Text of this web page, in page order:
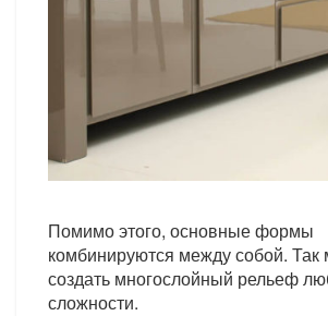
Помимо этого, основные формы
комбинируются между собой.
создать многослойный рельеф
сложности.